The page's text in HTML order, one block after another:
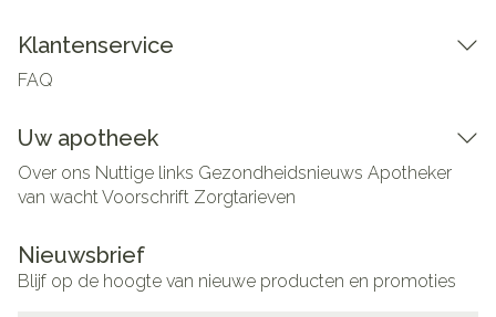
Klantenservice
FAQ
Uw apotheek
Over ons Nuttige links Gezondheidsnieuws Apotheker
van wachtVoorschrift Zorgtarieven
Nieuwsbrief
Blijf op de hoogte van nieuwe producten en promoties